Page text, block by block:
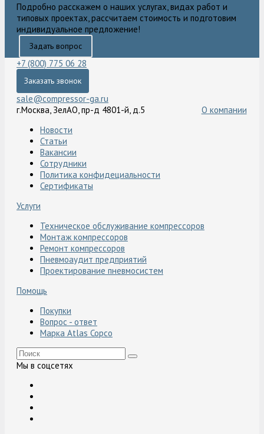
Подробно расскажем о наших услугах, видах работ и
типовых проектах, рассчитаем стоимость и подготовим
индивидуальное предложение!
Задать вопрос
+7 (800) 775 06 28
Заказать звонок
sale@compressor-ga.ru
г.Москва, ЗелАО, пр-д 4801-й, д.5
О компании
Новости
Статьи
Вакансии
Сотрудники
Политика конфидециальности
Сертификаты
Услуги
Техническое обслуживание компрессоров
Монтаж компрессоров
Ремонт компрессоров
Пневмоаудит предприятий
Проектирование пневмосистем
Помощь
Покупки
Вопрос - ответ
Марка Atlas Copco
Мы в соцсетях